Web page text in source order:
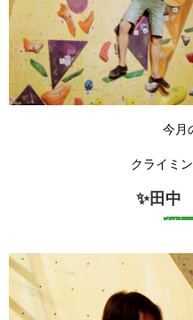
今月
クライミ
✨田中